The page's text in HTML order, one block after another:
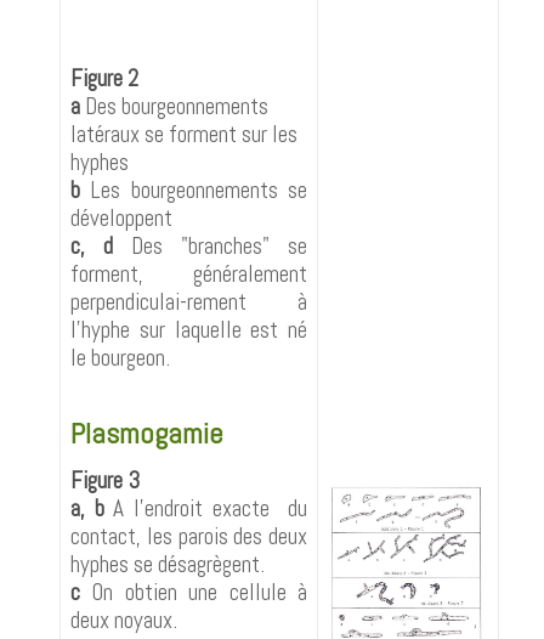
Figure 2
a Des bourgeonnements
latéraux se forment sur les
hyphes
b Les bourgeonnements se
développent
c, d Des "branches" se
forment, généralement
perpendiculai-rement à
l'hyphe sur laquelle est né
le bourgeon.
Plasmogamie
Figure 3
a, bA l'endroit exacte du
contact, les parois des deux
hyphes se désagrègent.
c On obtien une cellule à
deux noyaux.